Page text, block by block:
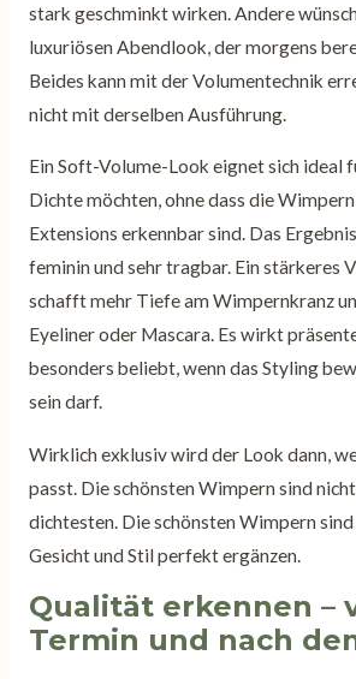
stark geschminkt wirken. Andere
luxuriösen Abendlook, der morgens
Beides kann mit der Volumentechnik
nicht mit derselben Ausführung.
Ein Soft-Volume-Look eignet sich ideal
Dichte möchten, ohne dass die
Extensions erkennbar sind. Das
feminin und sehr tragbar. Ein stärkeres
schafft mehr Tiefe am Wimpernkranz
Eyeliner oder Mascara. Es wirkt
besonders beliebt, wenn das Styling
sein darf.
Wirklich exklusiv wird der Look dann,
passt. Die schönsten Wimpern sind
dichtesten. Die schönsten Wimpern
Gesicht und Stil perfekt ergänzen.
Qualität erkennen –
Termin und nach